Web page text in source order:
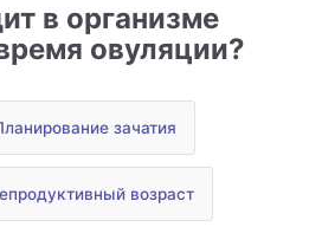
в организме
овуляции?
зачатия
возраст